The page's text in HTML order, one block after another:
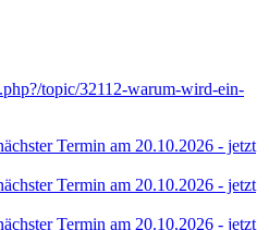
topic/32112-warum-wird-ein-